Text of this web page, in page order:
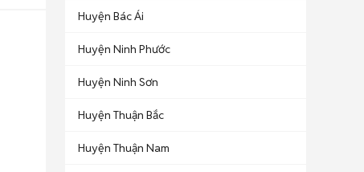
Huyện Bác Ái
Huyện Ninh Phước
Huyện Ninh Sơn
Huyện Thuận Bắc
Huyện Thuận Nam